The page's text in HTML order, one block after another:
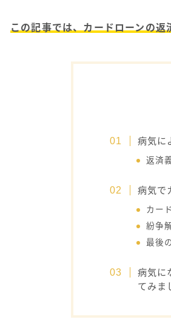
この記事では、カードローンの返
病気に
返済
病気で
カー
紛争
最後
病気に
てみま